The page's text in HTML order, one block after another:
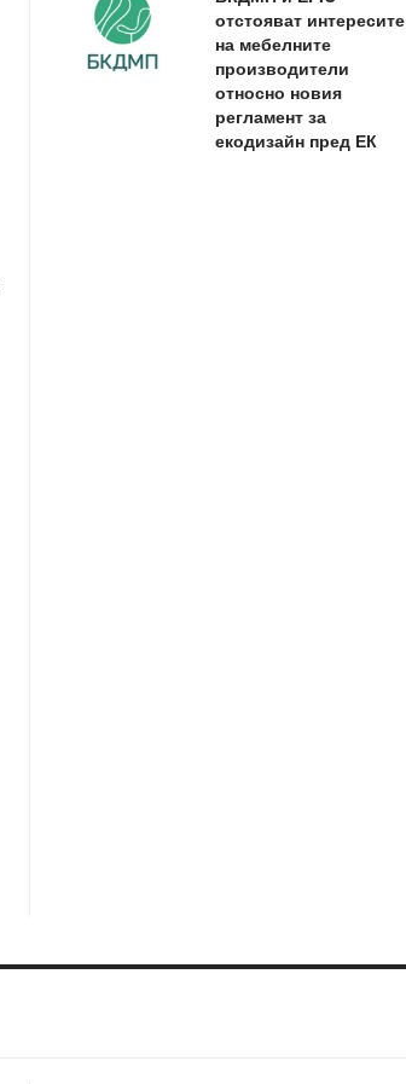
отстояват интересите
на мебелните
производители
относно новия
регламент за
екодизайн пред ЕК